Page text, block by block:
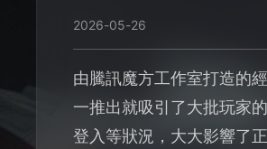
2026-05-26
由騰訊魔方工作室打造的
一推出就吸引了大批玩家
登入等狀況，大大影響了